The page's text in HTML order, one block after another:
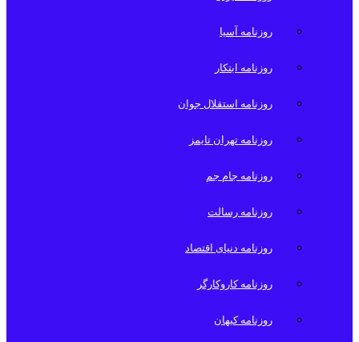
روزنامه آسیا
روزنامه ابتکار
روزنامه استقلال جوان
روزنامه تهران تایمز
روزنامه جام جم
روزنامه رسالت
روزنامه دنیای اقتصاد
روزنامه کاروکارگر
روزنامه کیهان